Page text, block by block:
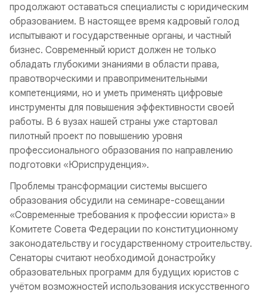
продолжают оставаться специалисты с юридическим
образованием. В настоящее время кадровый голод
испытывают и государственные органы, и частный
бизнес. Современный юрист должен не только
обладать глубокими знаниями в области права,
правотворческими и правоприменительными
компетенциями, но и уметь применять цифровые
инструменты для повышения эффективности своей
работы. В 6 вузах нашей страны уже стартовал
пилотный проект по повышению уровня
профессионального образования по направлению
подготовки «Юриспруденция».
Проблемы трансформации системы высшего
образования обсудили на семинаре-совещании
«Современные требования к профессии юриста» в
Комитете Совета Федерации по конституционному
законодательству и государственному строительству.
Сенаторы считают необходимой донастройку
образовательных программ для будущих юристов с
учётом возможностей использования искусственного